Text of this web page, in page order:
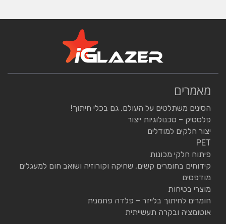
מאמרים
הסינים משתלטים על העולם. גם בכלי חיתוך!
פלסטיק – טכנולוגיות ייצור
יצור חלקים למודלים
PET
פיתוח חלקי מכונות
קידוחים בחומרים קשים, שחיקה וקורוזיה ושואב חום למעגלים
מודפסים
מוצרי בטיחות
חומרים לחיתוך בלייזר – פלדה פחמנית
אוטומציה ובקרה תעשייתית